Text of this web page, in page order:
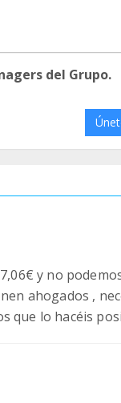
del Grupo.
y no
ahogados ,
que lo hacéis